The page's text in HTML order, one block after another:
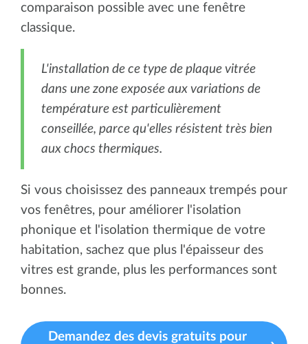
comparaison possible avec une fenêtre
classique.
L'installation de ce type de plaque vitrée
dans une zone exposée aux variations de
température est particulièrement
conseillée, parce qu'elles résistent très bien
aux chocs thermiques.
Si vous choisissez des panneaux trempés pour
vos fenêtres, pour améliorer l'isolation
phonique et l'isolation thermique de votre
habitation, sachez que plus l'épaisseur des
vitres est grande, plus les performances sont
bonnes.
Demandez des devis gratuits pour